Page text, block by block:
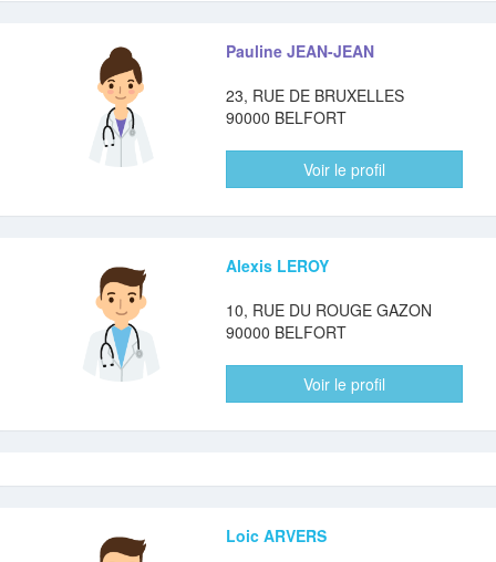
Pauline JEAN-JEAN
23, RUE DE BRUXELLES
90000 BELFORT
Voir le profil
Alexis LEROY
10, RUE DU ROUGE GAZON
90000 BELFORT
Voir le profil
Loic ARVERS